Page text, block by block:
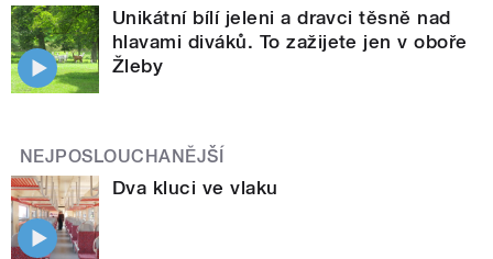
Unikátní bílí jeleni a dravci těsně nad
hlavami diváků. To zažijete jen v oboře
Žleby
NEJPOSLOUCHANĚJŠÍ
Dva kluci ve vlaku